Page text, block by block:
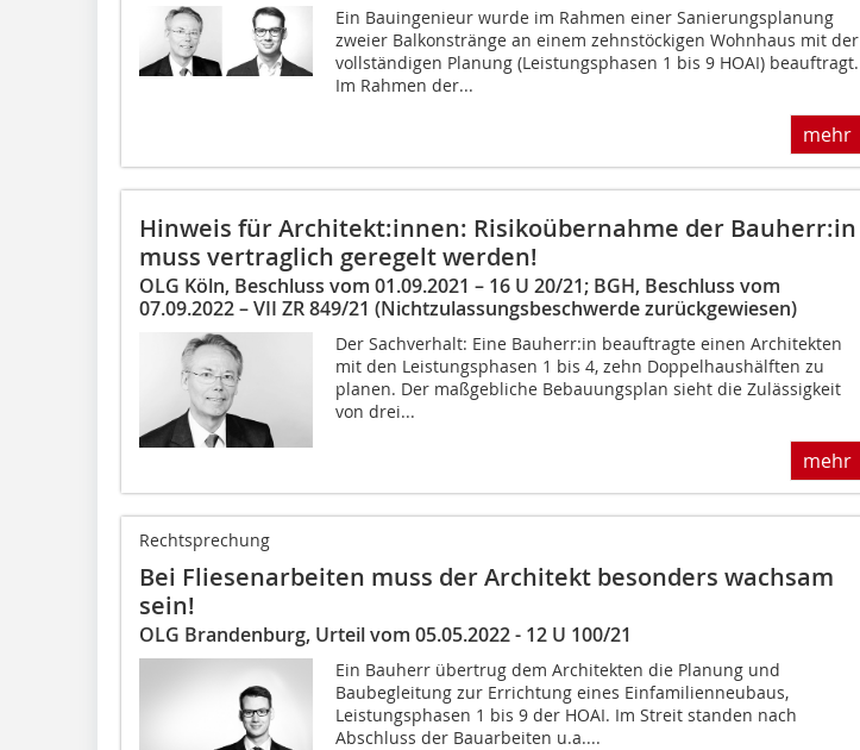
Ein Bauingenieur wurde im Rahmen einer Sanierungsplanung
zweier Balkonstränge an einem zehnstöckigen Wohnhaus mit der
vollständigen Planung (Leistungsphasen 1 bis 9 HOAI) beauftragt.
Im Rahmen der...
mehr
Hinweis für Architekt:innen: Risikoübernahme der Bauherr:in
muss vertraglich geregelt werden!
OLG Köln, Beschluss vom 01.09.2021 – 16 U 20/21; BGH, Beschluss vom
07.09.2022 – VII ZR 849/21 (Nichtzulassungsbeschwerde zurückgewiesen)
Der Sachverhalt: Eine Bauherr:in beauftragte einen Architekten
mit den Leistungsphasen 1 bis 4, zehn Doppelhaushälften zu
planen. Der maßgebliche Bebauungsplan sieht die Zulässigkeit
von drei...
mehr
Rechtsprechung
Bei Fliesenarbeiten muss der Architekt besonders wachsam
sein!
OLG Brandenburg, Urteil vom 05.05.2022 - 12 U 100/21
Ein Bauherr übertrug dem Architekten die Planung und
Baubegleitung zur Errichtung eines Einfamilienneubaus,
Leistungsphasen 1 bis 9 der HOAI. Im Streit standen nach
Abschluss der Bauarbeiten u.a....